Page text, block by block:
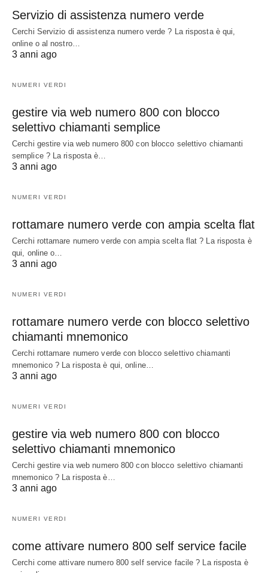
Servizio di assistenza numero verde
Cerchi Servizio di assistenza numero verde ? La risposta è qui,
online o al nostro…
3 anni ago
NUMERI VERDI
gestire via web numero 800 con blocco
selettivo chiamanti semplice
Cerchi gestire via web numero 800 con blocco selettivo chiamanti
semplice ? La risposta è…
3 anni ago
NUMERI VERDI
rottamare numero verde con ampia scelta flat
Cerchi rottamare numero verde con ampia scelta flat ? La risposta è
qui, online o…
3 anni ago
NUMERI VERDI
rottamare numero verde con blocco selettivo
chiamanti mnemonico
Cerchi rottamare numero verde con blocco selettivo chiamanti
mnemonico ? La risposta è qui, online…
3 anni ago
NUMERI VERDI
gestire via web numero 800 con blocco
selettivo chiamanti mnemonico
Cerchi gestire via web numero 800 con blocco selettivo chiamanti
mnemonico ? La risposta è…
3 anni ago
NUMERI VERDI
come attivare numero 800 self service facile
Cerchi come attivare numero 800 self service facile ? La risposta è